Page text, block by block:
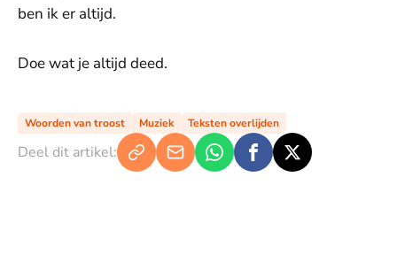
ben ik er altijd.
Doe wat je altijd deed.
Woorden van troost Muziek Teksten overlijden
Deel dit artikel: